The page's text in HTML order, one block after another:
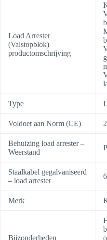
Load Arrester
(Valstopblok)
productomschrijving
Type
Voldoet aan Norm (CE)
Behuizing load arrester –
Weerstand
Staalkabel gegalvaniseerd
– load arrester
Merk
Bijzonderheden